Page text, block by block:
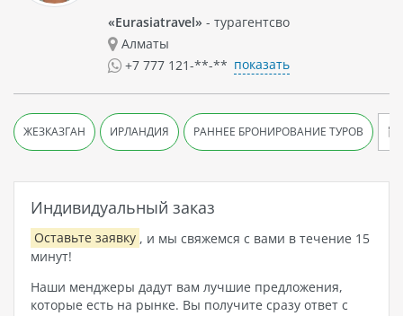
Индивидуальный заказ
Оставьте заявку , и мы свяжемся с вами в течение 15
минут!
Наши менджеры дадут вам лучшие предложения,
которые есть на рынке. Вы получите сразу ответ с
«Eurasiatravel» - турагентсво
Алматы
+7 777 121-**-** показать
ЖЕЗКАЗГАН ИРЛАНДИЯ РАННЕЕ БРОНИРОВАНИЕ ТУРОВ